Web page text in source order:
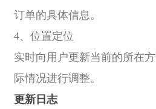
订单的具体信息。
4、位置定位
实时向用户更新当前的所在
际情况进行调整。
更新日志